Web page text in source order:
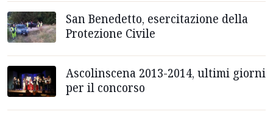
San Benedetto, esercitazione della
Protezione Civile
Ascolinscena 2013-2014, ultimi giorni
per il concorso